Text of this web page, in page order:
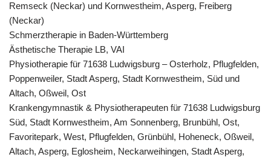
Remseck (Neckar) und Kornwestheim, Asperg, Freiberg
(Neckar)
Schmerztherapie in Baden-Württemberg
Ästhetische Therapie LB, VAI
Physiotherapie für 71638 Ludwigsburg – Osterholz, Pflugfelden,
Poppenweiler, Stadt Asperg, Stadt Kornwestheim, Süd und
Altach, Oßweil, Ost
Krankengymnastik & Physiotherapeuten für 71638 Ludwigsburg
Süd, Stadt Kornwestheim, Am Sonnenberg, Brunbühl, Ost,
Favoritepark, West, Pflugfelden, Grünbühl, Hoheneck, Oßweil,
Altach, Asperg, Eglosheim, Neckarweihingen, Stadt Asperg,